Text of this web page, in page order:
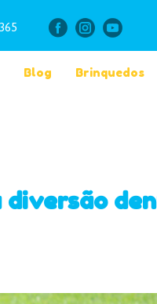
Blog Brinquedos
diversão